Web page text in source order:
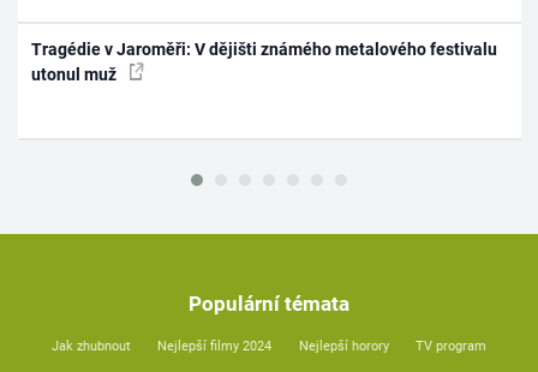
Tragédie v Jaroměři: V dějišti známého metalového festivalu
utonul muž
Populární témata
Jak zhubnout Nejlepší filmy 2024 Nejlepší horory TV program